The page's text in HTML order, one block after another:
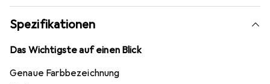
Spezifikationen
Das Wichtigste auf einen Blick
Genaue Farbbezeichnung